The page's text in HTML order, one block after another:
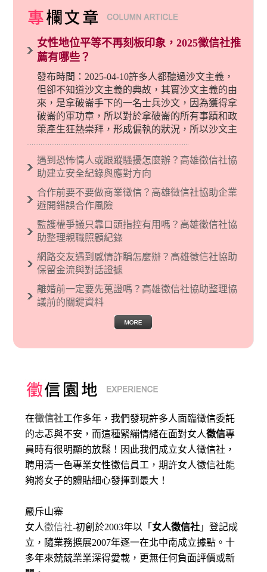
女性地位平等不再刻板印象，2025徵信社推
薦有哪些？
發布時間：2025-04-10許多人都聽過沙文主義，
但卻不知道沙文主義的典故，其實沙文主義的由
來，是拿破崙手下的一名士兵沙文，因為獲得拿
破崙的軍功章，所以對於拿破崙的所有事蹟和政
策產生狂熱崇拜，形成偏執的狀況，所以沙文主
義後來就被拿來暗指偏見和歧視，而且有沙文主
義傾向的人，通常對於自己的國家和民族有超強
烈的卓越感，因而瞧不起其他國家的人，所以沙
現了男性沙文…
遇到恐怖情人或跟蹤騷擾怎麼辦？高雄徵信社協
助建立安全紀錄與應對方向
合作前要不要做商業徵信？高雄徵信社協助企業
避開錯誤合作風險
監護權爭議只靠口頭指控有用嗎？高雄徵信社協
助整理親職照顧紀錄
網路交友遇到感情詐騙怎麼辦？高雄徵信社協助
保留金流與對話證據
離婚前一定要先蒐證嗎？高雄徵信社協助整理協
議前的關鍵資料
在徵信社工作多年，我們發現許多人面臨徵信委託
的忐忑與不安，而這種緊繃情緒在面對女人徵信專
員時有很明顯的放鬆！因此我們成立女人徵信社，
聘用清一色專業女性徵信員工，期許女人徵信社能
夠將女子的體貼細心發揮到最大 ！
嚴斥山寨
女人徵信社-初創於2003年以「 女人徵信社 」登記成
立，隨業務擴展2007年逐一在北中南成立據點。十
多年來兢兢業業深得愛載，更無任何負面評價或新